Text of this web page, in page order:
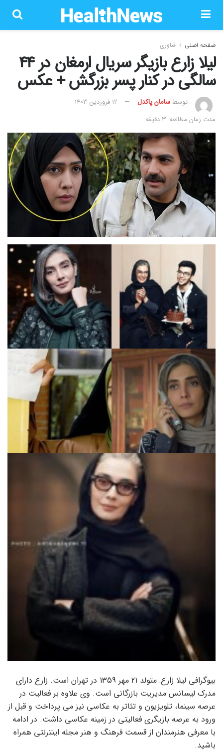
صفحه اصلی فناوری
لیلا زارع بازیگر سریال ارمغان در 44
سالگی در کنار پسر بزرگش + عکس
توسطسامان پاکدل
۱۲ فروردین ۱۴۰۳
مدت زمان مطالعه: 3 دقیقه
بیوگرافی لیلا زارع: متولد 21 مهر 1359 در تهران است. زارع دارای
مدرک لیسانس مدیریت بازرگانی است. وی علاوه بر فعالیت در
عرصه سینما، تلویزیون و تئاتر به عکاسی نیز می پرداخت و قبل از
ورود به عرصه بازیگری فعالیتی در زمینه عکاسی داشت. در ادامه
با معرفی هنرمندان از قسمت فرهنگ و هنر مجله اینترنتی همراه
باشید.